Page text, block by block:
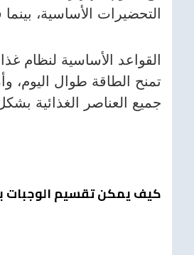
التحضيرات الأساسية،
القواعد الأساسية لنظام
تمنح الطاقة طوال اليوم،
جميع العناصر الغذائية
كيف يمكن تقسيم الوجبات